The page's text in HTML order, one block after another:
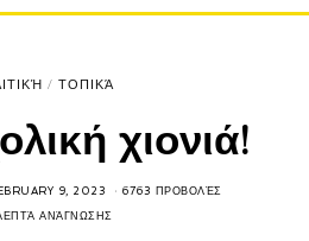
/ ΤΟΠΙΚΆ
χιονιά!
9, 2023 6763 ΠΡΟΒΟΛΈΣ
ΑΝΆΓΝΩΣΗΣ